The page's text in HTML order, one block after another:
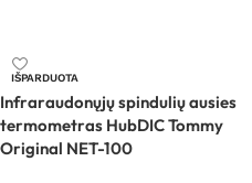
IŠPARDUOTA
Infraraudonųjų spindulių ausies
termometras HubDIC Tommy
Original NET-100